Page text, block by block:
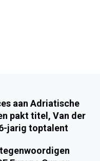
aan Adriatische
pakt titel, Van der
jarig toptalent